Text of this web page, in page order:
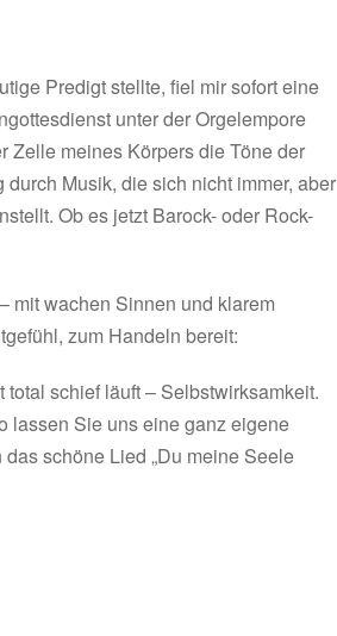
Predigt stellte, fiel mir sofort eine
unter der Orgelempore
Zelle meines Körpers die Töne der
Musik, die sich nicht immer, aber
Ob es jetzt Barock- oder Rock-
mit wachen Sinnen und klarem
zum Handeln bereit:
schief läuft – Selbstwirksamkeit.
lassen Sie uns eine ganz eigene
schöne Lied „Du meine Seele